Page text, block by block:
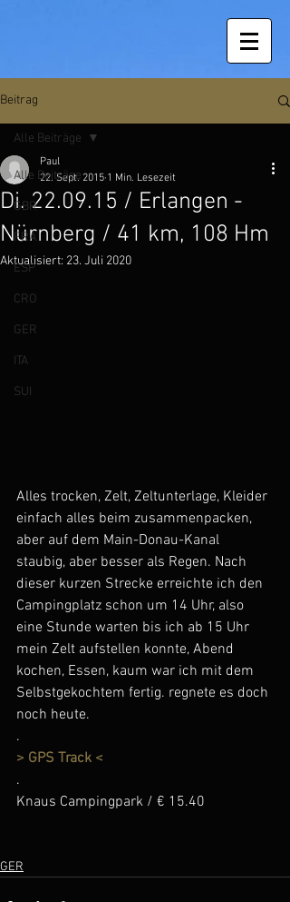
Beitrag
Alle Beiträge
GBR
FRA
ESP
CRO
GER
ITA
SUI
Alle Beiträge
Di. 22.09.15 / Erlangen -
Nürnberg / 41 km, 108 Hm
Paul
22. Sept. 2015 1 Min. Lesezeit
Aktualisiert: 23. Juli 2020
Alles trocken, Zelt, Zeltunterlage, Kleider
einfach alles beim zusammenpacken,
aber auf dem Main-Donau-Kanal
staubig, aber besser als Regen. Nach
dieser kurzen Strecke erreichte ich den
Campingplatz schon um 14 Uhr, also
eine Stunde warten bis ich ab 15 Uhr
mein Zelt aufstellen konnte, Abend
kochen, Essen, kaum war ich mit dem
Selbstgekochtem fertig. regnete es doch
noch heute.
.
> GPS Track <
.
Knaus Campingpark / € 15.40
GER